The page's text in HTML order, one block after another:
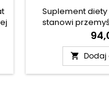
Suplement diety
stanowi
egzogennych
wzbogacono w
jabłczan
magnez w
 Dodaj